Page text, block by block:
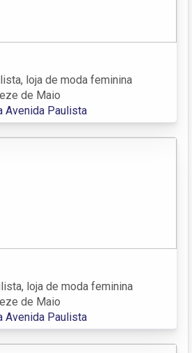
loja de moda feminina
de Maio
Avenida Paulista
loja de moda feminina
de Maio
Avenida Paulista